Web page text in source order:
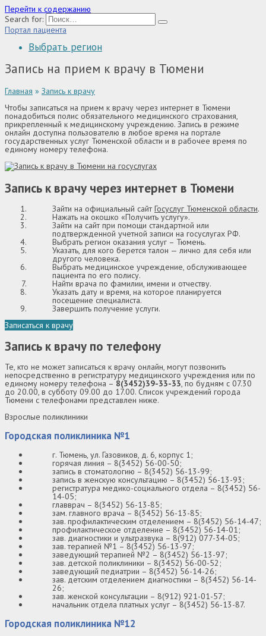
Перейти к содержанию
Search for:
Портал пациента
Выбрать регион
Запись на прием к врачу в Тюмени
Главная » Запись к врачу
Чтобы записаться на прием к врачу через интернет в Тюмени
понадобиться полис обязательного медицинского страхования,
прикрепленный к медицинскому учреждению. Запись в режиме
онлайн доступна пользователю в любое время на портале
государственных услуг Тюменской области и в рабочее время по
единому номеру телефона.
Запись к врачу через интернет в Тюмени
Зайти на официальный сайтГосуслуг Тюменской области.
Нажать на окошко «Получить услугу».
Зайти на сайт при помощи стандартной или
подтвержденной учетной записи на госуслугах РФ.
Выбрать регион оказания услуг – Тюмень.
Указать, для кого берется талон — лично для себя или
другого человека.
Выбрать медицинское учреждение, обслуживающее
пациента по его полису.
Найти врача по фамилии, имени и отчеству.
Указать дату и время, на которое планируется
посещение специалиста.
Завершить получение услуги.
Записаться к врачу
Запись к врачу по телефону
Те, кто не может записаться к врачу онлайн, могут позвонить
непосредственно в регистратуру медицинского учреждения или по
единому номеру телефона –8(3452)39-33-33, по будням с 07.30
до 20.00, в субботу 09.00 до 17.00. Список учреждений города
Тюмени с телефонами представлен ниже.
Взрослые поликлиники
Городская поликлиника №1
г. Тюмень, ул. Газовиков, д. 6, корпус 1;
горячая линия – 8(3452) 56-00-50;
запись в стоматологию – 8(3452) 56-13-99;
запись в женскую консультацию – 8(3452) 56-13-93;
регистратура медико-социального отдела – 8(3452) 56-
14-05;
главврач – 8(3452) 56-13-85;
зам. главного врача – 8(3452) 56-13-85;
зав. профилактическим отделением – 8(3452) 56-14-47;
профилактическое отделение – 8(3452) 56-14-01;
зав. диагностики и ультразвука – 8(912) 077-34-05;
зав. терапией №1 – 8(3452) 56-13-97;
заведующий терапией №2 – 8(3452) 56-13-97;
зав. детской поликлиники – 8(3452) 56-00-52;
заведующий педиатрии – 8(3452) 56-14-26;
зав. детским отделением диагностики – 8(3452) 56-14-
26;
зав. женской консультации – 8(912) 921-01-57;
начальник отдела платных услуг – 8(3452) 56-13-87.
Городская поликлиника №12